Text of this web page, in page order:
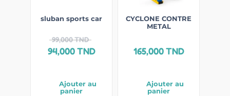
sluban sports car
99,000TND
94,000TND
Ajouter au
panier
CYCLONE CONTRE
METAL
165,000TND
Ajouter au
panier